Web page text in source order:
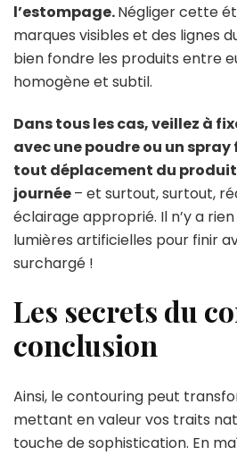
l’estompage.Négliger cette
marques visibles et des lignes
bien fondre les produits entre
homogène et subtil.
Dans tous les cas, veillez à
avec une poudre ou un
tout déplacement du produit
journée– et surtout, surtout,
éclairage approprié. Il n’y a
lumières artificielles pour finir
surchargé !
Les secrets du
conclusion
Ainsi, le contouring peut
mettant en valeur vos traits
touche de sophistication. En